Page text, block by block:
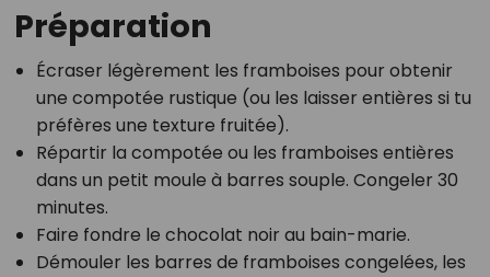
Préparation
Écraser légèrement les framboises pour obtenir
une compotée rustique (ou les laisser entières si tu
préfères une texture fruitée).
Répartir la compotée ou les framboises entières
dans un petit moule à barres souple. Congeler 30
minutes.
Faire fondre le chocolat noir au bain-marie.
Démouler les barres de framboises congelées, les